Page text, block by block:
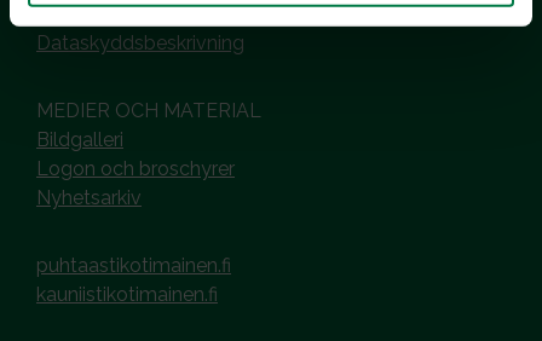
Hantering av cookies
Dataskyddsbeskrivning
MEDIER OCH MATERIAL
Bildgalleri
Logon och broschyrer
Nyhetsarkiv
puhtaastikotimainen.fi
kauniistikotimainen.fi